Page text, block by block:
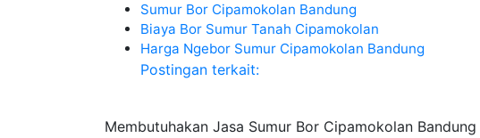
Sumur Bor Cipamokolan Bandung
Biaya Bor Sumur Tanah Cipamokolan
Harga Ngebor Sumur Cipamokolan Bandung
Postingan terkait:
Membutuhakan Jasa Sumur Bor Cipamokolan